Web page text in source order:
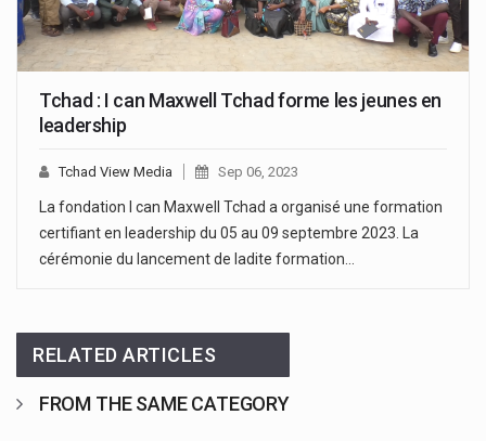
Tchad : I can Maxwell Tchad forme les jeunes en
leadership
Tchad View Media Sep 06, 2023
La fondation I can Maxwell Tchad a organisé une formation
certifiant en leadership du 05 au 09 septembre 2023. La
cérémonie du lancement de ladite formation…
RELATED ARTICLES
FROM THE SAME CATEGORY